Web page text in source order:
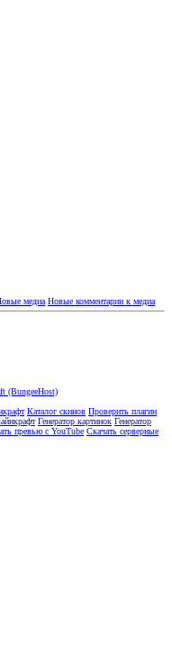
медиа Новые комментарии к медиа
(BungeeHost)
Каталог скинов Проверить плагин
Генератор картинок Генератор
превью с YouTube Скачать серверные